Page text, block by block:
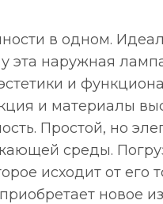
в одном.
эта наружная
и
и материалы
Простой, но
среды.
исходит от его
новое